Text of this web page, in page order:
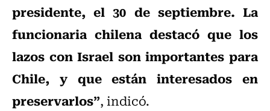
presidente, el 30 de septiembre. La
funcionaria chilena destacó que los
lazos con Israel son importantes para
Chile, y que están interesados en
preservarlos”, indicó.